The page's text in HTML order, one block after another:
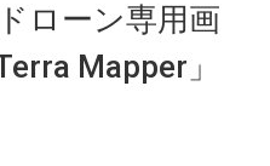
ローン専用画
Mapper」